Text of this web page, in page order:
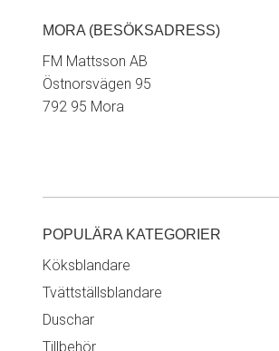
MORA (BESÖKSADRESS)
FM Mattsson AB
Östnorsvägen 95
792 95 Mora
POPULÄRA KATEGORIER
Köksblandare
Tvättställsblandare
Duschar
Tillbehör